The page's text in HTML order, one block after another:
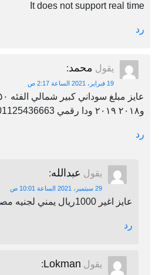
It does not support real time
رد
يقول محمد:
19 فبراير، 2021 الساعة 2:17 ص
و٢٠١٨ ٢٠١٩ ودا رقمي 01125436663
رد
يقول عبدالله:
29 سبتمبر، 2021 الساعة 10:01 ص
عايز اغير 1000ريال يمني لجنيه مصري
رد
يقول Lokman
: